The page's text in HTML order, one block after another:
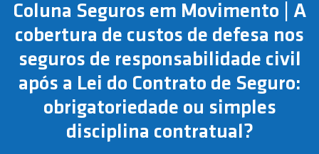
Coluna Seguros em Movimento | A
cobertura de custos de defesa nos
seguros de responsabilidade civil
após a Lei do Contrato de Seguro:
obrigatoriedade ou simples
disciplina contratual?